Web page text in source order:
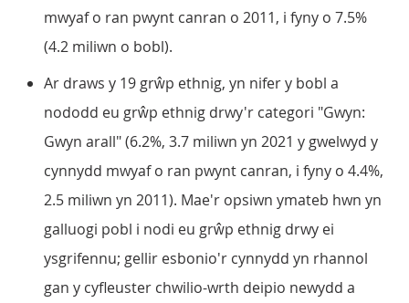
mwyaf o ran pwynt canran o 2011, i fyny o 7.5%
(4.2 miliwn o bobl).
Ar draws y 19 grŵp ethnig, yn nifer y bobl a
nododd eu grŵp ethnig drwy'r categori "Gwyn:
Gwyn arall" (6.2%, 3.7 miliwn yn 2021 y gwelwyd y
cynnydd mwyaf o ran pwynt canran, i fyny o 4.4%,
2.5 miliwn yn 2011). Mae'r opsiwn ymateb hwn yn
galluogi pobl i nodi eu grŵp ethnig drwy ei
ysgrifennu; gellir esbonio'r cynnydd yn rhannol
gan y cyfleuster chwilio-wrth deipio newydd a